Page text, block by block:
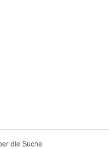
die Suche